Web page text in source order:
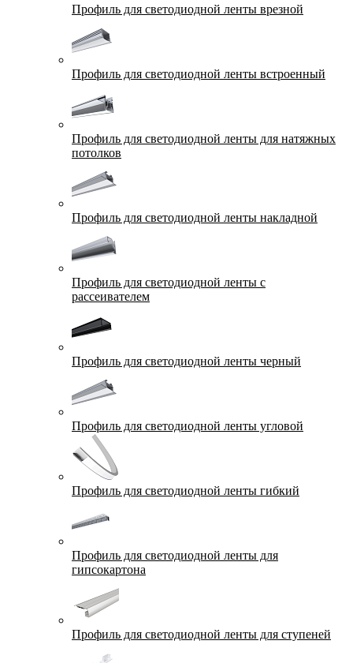
Профиль для светодиодной ленты врезной
Профиль для светодиодной ленты встроенный
Профиль для светодиодной ленты для натяжных
потолков
Профиль для светодиодной ленты накладной
Профиль для светодиодной ленты с
рассеивателем
Профиль для светодиодной ленты черный
Профиль для светодиодной ленты угловой
Профиль для светодиодной ленты гибкий
Профиль для светодиодной ленты для
гипсокартона
Профиль для светодиодной ленты для ступеней